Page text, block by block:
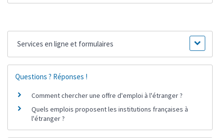
Services en ligne et formulaires
Questions ? Réponses !
Comment chercher une offre d'emploi à l'étranger ?
Quels emplois proposent les institutions françaises à
l'étranger ?